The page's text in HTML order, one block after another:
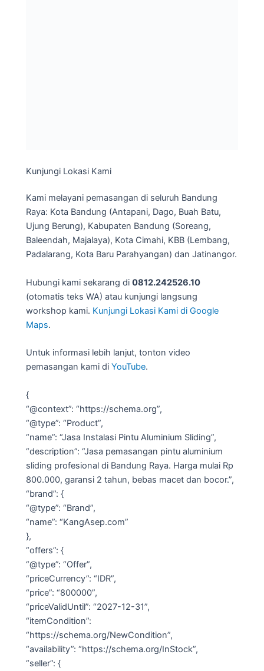
Kunjungi Lokasi Kami
Kami melayani pemasangan di seluruh Bandung
Raya: Kota Bandung (Antapani, Dago, Buah Batu,
Ujung Berung), Kabupaten Bandung (Soreang,
Baleendah, Majalaya), Kota Cimahi, KBB (Lembang,
Padalarang, Kota Baru Parahyangan) dan Jatinangor.
Hubungi kami sekarang di 0812.242526.10
(otomatis teks WA) atau kunjungi langsung
workshop kami. Kunjungi Lokasi Kami di Google
Maps.
Untuk informasi lebih lanjut, tonton video
pemasangan kami di YouTube.
{
“@context”: “https://schema.org”,
“@type”: “Product”,
“name”: “Jasa Instalasi Pintu Aluminium Sliding”,
“description”: “Jasa pemasangan pintu aluminium
sliding profesional di Bandung Raya. Harga mulai Rp
800.000, garansi 2 tahun, bebas macet dan bocor.”,
“brand”: {
“@type”: “Brand”,
“name”: “KangAsep.com”
},
“offers”: {
“@type”: “Offer”,
“priceCurrency”: “IDR”,
“price”: “800000”,
“priceValidUntil”: “2027-12-31”,
“itemCondition”:
“https://schema.org/NewCondition”,
“availability”: “https://schema.org/InStock”,
“seller”: {